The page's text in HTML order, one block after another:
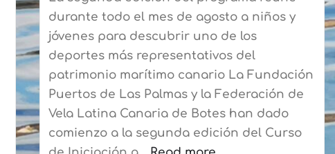
durante todo el mes de agosto a niños y
jóvenes para descubrir uno de los
deportes más representativos del
patrimonio marítimo canario La Fundación
Puertos de Las Palmas y la Federación de
Vela Latina Canaria de Botes han dado
comienzo a la segunda edición del Curso